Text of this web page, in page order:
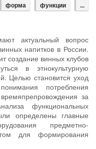
форма функции ...
актуальный вопрос
напитков в России.
создание винных клубов
в этнокультурную
Целью становится уход
потребления
за
функциональных
определены главные
предметно-
для формирования